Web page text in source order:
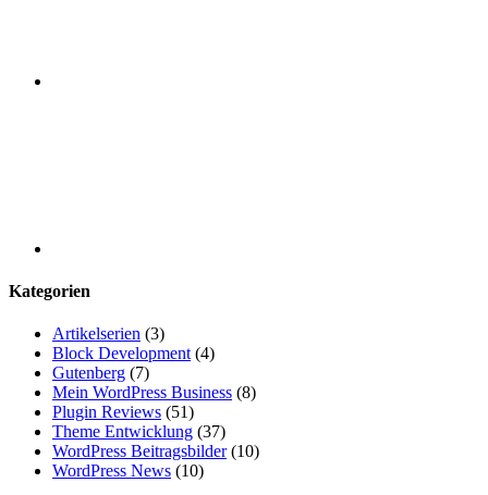
Kategorien
Artikelserien (3)
Block Development (4)
Gutenberg (7)
Mein WordPress Business (8)
Plugin Reviews (51)
Theme Entwicklung (37)
WordPress Beitragsbilder(10)
WordPress News (10)